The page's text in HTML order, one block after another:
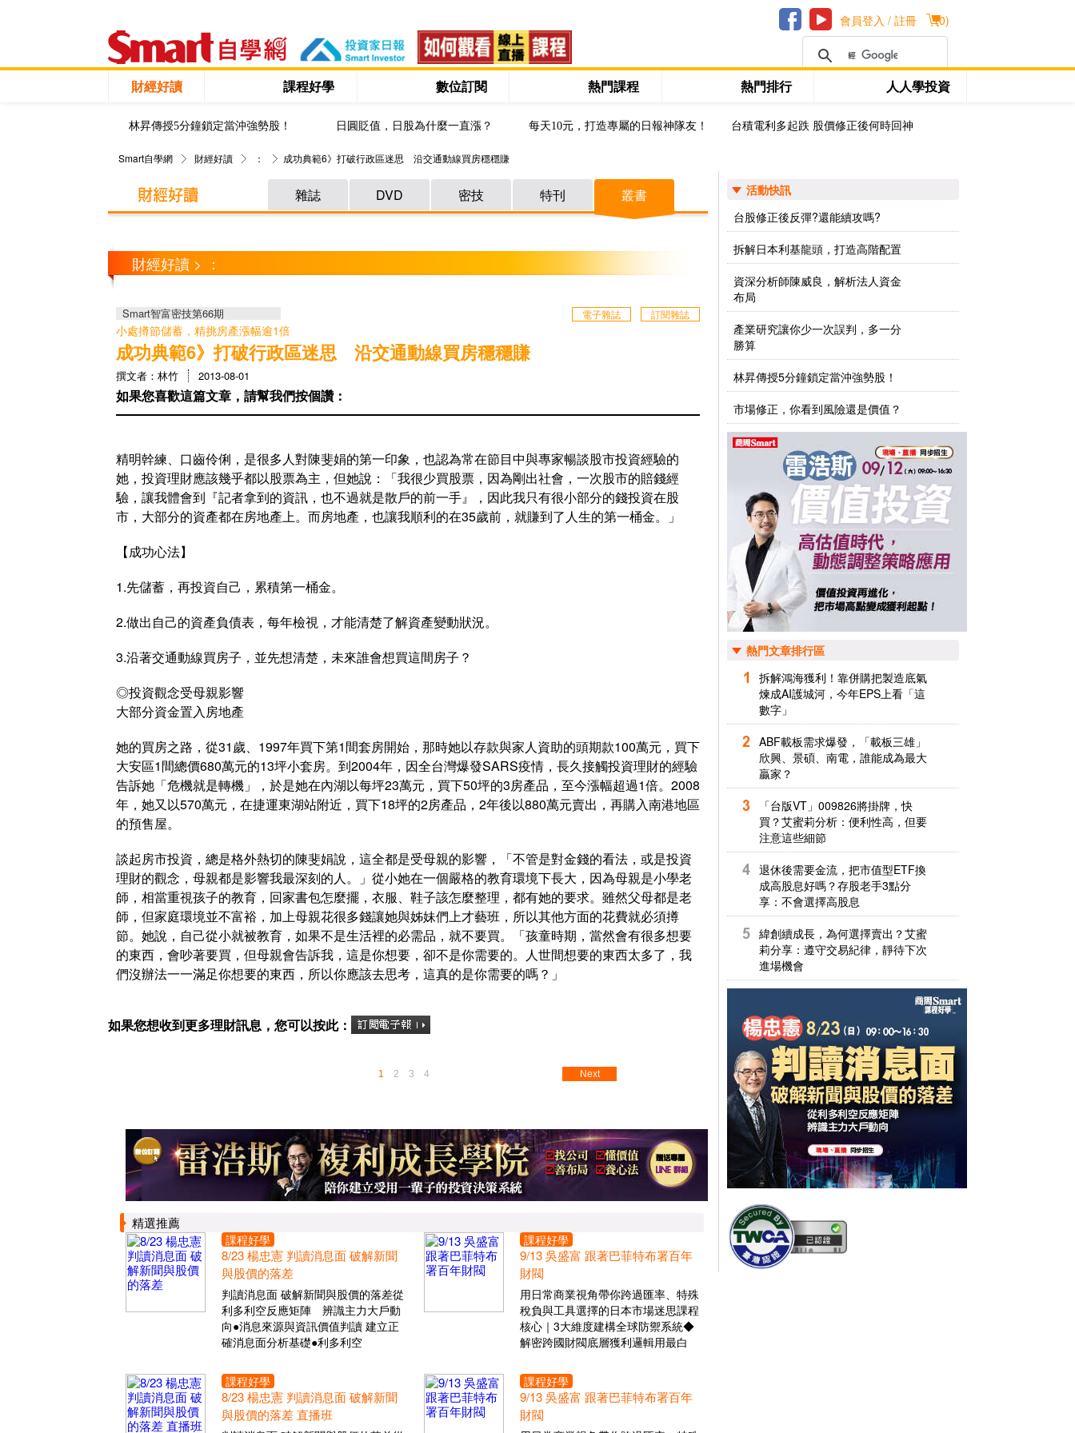
(0)
會員登入 / 註冊
財經好讀 課程好學 數位訂閱 熱門課程 熱門排行 人人學投資
林昇傳授5分鐘鎖定當沖強勢股！ 日圓貶值，日股為什麼一直漲？ 每天10元，打造專屬的日報神隊友！ 台積電利多起跌 股價修正後何時回神
Smart自學網 財經好讀 ： 成功典範6》打破行政區迷思 沿交通動線買房穩穩賺
雜誌 DVD 密技 特刊 叢書
財經好讀 > ：
訂閱雜誌
電子雜誌
Smart智富密技第66期
小處撙節儲蓄，精挑房產漲幅逾1倍
成功典範6》打破行政區迷思 沿交通動線買房穩穩賺
撰文者：林竹 2013-08-01
如果您喜歡這篇文章，請幫我們按個讚：
精明幹練、口齒伶俐，是很多人對陳斐娟的第一印象，也認為常在節目中與專家暢談股市投資經驗的
她，投資理財應該幾乎都以股票為主，但她說：「我很少買股票，因為剛出社會，一次股市的賠錢經
驗，讓我體會到『記者拿到的資訊，也不過就是散戶的前一手』，因此我只有很小部分的錢投資在股
市，大部分的資產都在房地產上。而房地產，也讓我順利的在35歲前，就賺到了人生的第一桶金。」
【成功心法】
1.先儲蓄，再投資自己，累積第一桶金。
2.做出自己的資產負債表，每年檢視，才能清楚了解資產變動狀況。
3.沿著交通動線買房子，並先想清楚，未來誰會想買這間房子？
◎投資觀念受母親影響
大部分資金置入房地產
她的買房之路，從31歲、1997年買下第1間套房開始，那時她以存款與家人資助的頭期款100萬元，買下
大安區1間總價680萬元的13坪小套房。到2004年，因全台灣爆發SARS疫情，長久接觸投資理財的經驗
告訴她「危機就是轉機」，於是她在內湖以每坪23萬元，買下50坪的3房產品，至今漲幅超過1倍。2008
年，她又以570萬元，在捷運東湖站附近，買下18坪的2房產品，2年後以880萬元賣出，再購入南港地區
的預售屋。
談起房市投資，總是格外熱切的陳斐娟說，這全都是受母親的影響，「不管是對金錢的看法，或是投資
理財的觀念，母親都是影響我最深刻的人。」從小她在一個嚴格的教育環境下長大，因為母親是小學老
師，相當重視孩子的教育，回家書包怎麼擺，衣服、鞋子該怎麼整理，都有她的要求。雖然父母都是老
師，但家庭環境並不富裕，加上母親花很多錢讓她與姊妹們上才藝班，所以其他方面的花費就必須撙
節。她說，自己從小就被教育，如果不是生活裡的必需品，就不要買。「孩童時期，當然會有很多想要
的東西，會吵著要買，但母親會告訴我，這是你想要，卻不是你需要的。人世間想要的東西太多了，我
們沒辦法一一滿足你想要的東西，所以你應該去思考，這真的是你需要的嗎？」
如果您想收到更多理財訊息，您可以按此：
1 2 3 4 Next
精選推薦
課程好學
8/23 楊忠憲 判讀消息面 破解新聞
與股價的落差
判讀消息面 破解新聞與股價的落差從
利多利空反應矩陣 辨識主力大戶動
向●消息來源與資訊價值判讀 建立正
確消息面分析基礎●利多利空
課程好學
9/13 吳盛富 跟著巴菲特布署百年
財閥
用日常商業視角帶你跨過匯率、特殊
稅負與工具選擇的日本市場迷思課程
核心｜3大維度建構全球防禦系統◆
解密跨國財閥底層獲利邏輯用最白
課程好學
8/23 楊忠憲 判讀消息面 破解新聞
與股價的落差 直播班
課程好學
9/13 吳盛富 跟著巴菲特布署百年
財閥
活動快訊
台股修正後反彈?還能續攻嗎?
拆解日本利基龍頭，打造高階配置
資深分析師陳威良，解析法人資金
布局
產業研究讓你少一次誤判，多一分
勝算
林昇傳授5分鐘鎖定當沖強勢股！
市場修正，你看到風險還是價值？
熱門文章排行區
拆解鴻海獲利！靠併購把製造底氣
煉成AI護城河，今年EPS上看「這
數字」
ABF載板需求爆發，「載板三雄」
欣興、景碩、南電，誰能成為最大
贏家？
「台版VT」009826將掛牌，快
買？艾蜜莉分析：便利性高，但要
注意這些細節
退休後需要金流，把市值型ETF換
成高股息好嗎？存股老手3點分
享：不會選擇高股息
緯創續成長，為何選擇賣出？艾蜜
莉分享：遵守交易紀律，靜待下次
進場機會